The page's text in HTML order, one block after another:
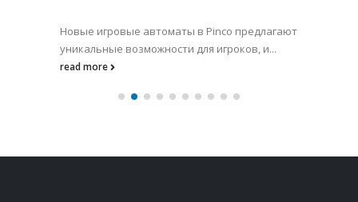
Новые игровые автоматы в Pinco предлагают
уникальные возможности для игроков, и...
read more